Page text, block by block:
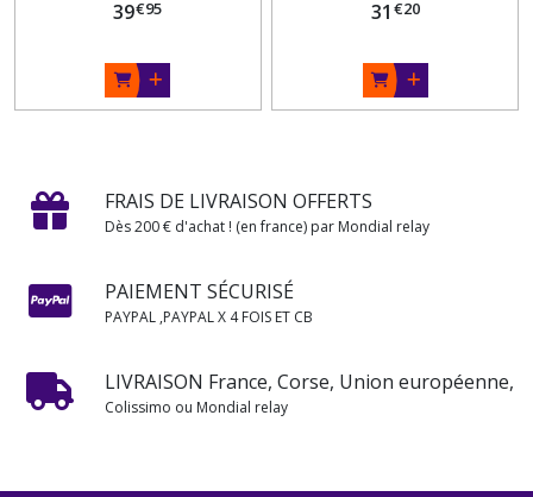
39€95 31 €20
FRAIS DE LIVRAISON OFFERTS
Dès 200 € d'achat ! (en france) par Mondial relay
PAIEMENT SÉCURISÉ
PAYPAL ,PAYPAL X 4 FOIS ET CB
LIVRAISON France, Corse, Union européenne,
Colissimo ou Mondial relay